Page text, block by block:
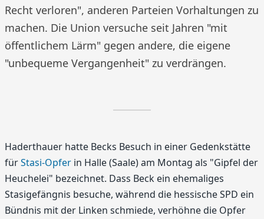
Recht verloren", anderen Parteien Vorhaltungen zu
machen. Die Union versuche seit Jahren "mit
öffentlichem Lärm" gegen andere, die eigene
"unbequeme Vergangenheit" zu verdrängen.
Haderthauer hatte Becks Besuch in einer Gedenkstätte
fürStasi-Opfer in Halle (Saale) am Montag als "Gipfel der
Heuchelei" bezeichnet. Dass Beck ein ehemaliges
Stasigefängnis besuche, während die hessische SPD ein
Bündnis mit der Linken schmiede, verhöhne die Opfer